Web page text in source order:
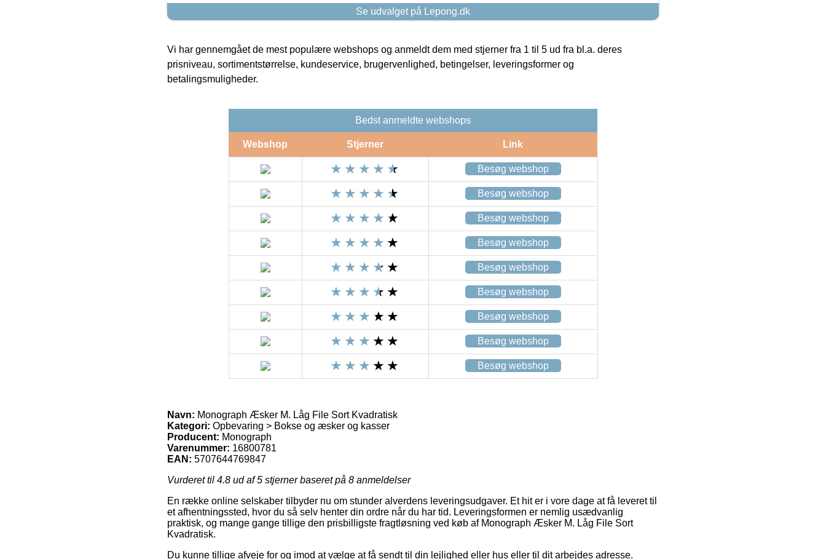
Se udvalget på Lepong.dk
Vi har gennemgået de mest populære webshops og anmeldt dem med stjerner fra 1 til 5 ud fra bl.a. deres
prisniveau, sortimentstørrelse, kundeservice, brugervenlighed, betingelser, leveringsformer og
betalingsmuligheder.
Bedst anmeldte webshops
Webshop Stjerner Link
Besøg webshop
Besøg webshop
Besøg webshop
Besøg webshop
Besøg webshop
Besøg webshop
Besøg webshop
Besøg webshop
Besøg webshop
Navn: Monograph Æsker M. Låg File Sort Kvadratisk
Kategori: Opbevaring > Bokse og æsker og kasser
Producent: Monograph
Varenummer: 16800781
EAN: 5707644769847
Vurderet til 4.8 ud af 5 stjerner baseret på 8 anmeldelser
En række online selskaber tilbyder nu om stunder alverdens leveringsudgaver. Et hit er i vore dage at få leveret til
et afhentningssted, hvor du så selv henter din ordre når du har tid. Leveringsformen er nemlig usædvanlig
praktisk, og mange gange tillige den prisbilligste fragtløsning ved køb af Monograph Æsker M. Låg File Sort
Kvadratisk.
Du kunne tillige afveje for og imod at vælge at få sendt til din lejlighed eller hus eller til dit arbejdes adresse.